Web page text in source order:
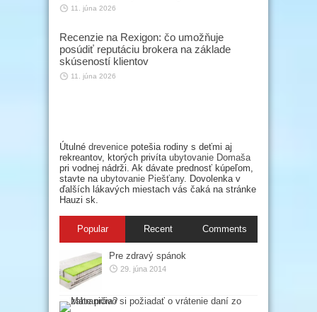
11. júna 2026
Recenzie na Rexigon: čo umožňuje
posúdiť reputáciu brokera na základe
skúseností klientov
11. júna 2026
Útulné drevenice potešia rodiny s deťmi aj
rekreantov, ktorých privíta ubytovanie Domaša
pri vodnej nádrži. Ak dávate prednosť kúpeľom,
stavte na ubytovanie Piešťany. Dovolenka v
ďalších lákavých miestach vás čaká na stránke
Hauzi sk.
Popular Recent Comments
Pre zdravý spánok
29. júna 2014